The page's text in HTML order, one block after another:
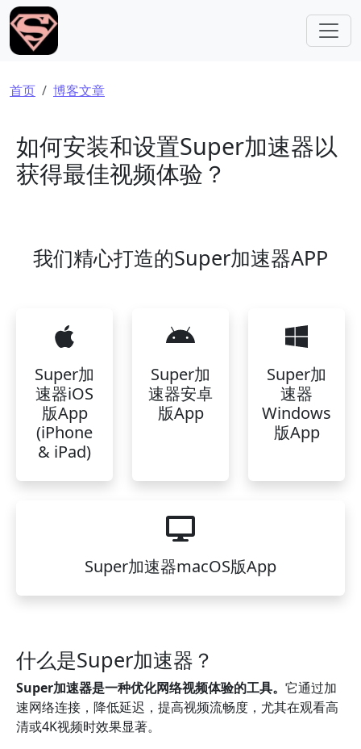
跳转到主要内容
面包屑
首页 博客文章
如何安装和设置Super加速器以
获得最佳视频体验？
我们精心打造的Super加速器APP
Super加
速器iOS
版App
(iPhone
& iPad)
Super加
速器安卓
版App
Super加
速器
Windows
版App
Super加速器macOS版App
什么是Super加速器？
Super加速器是一种优化网络视频体验的工具。 它通过加
速网络连接，降低延迟，提高视频流畅度，尤其在观看高
清或4K视频时效果显著。